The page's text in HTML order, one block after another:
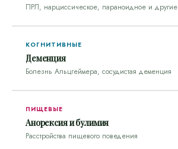
ПРЛ, нарциссическое, параноидное и другие
КОГНИТИВНЫЕ
Деменция
Болезнь Альцгеймера, сосудистая деменция
ПИЩЕВЫЕ
Анорексия и булимия
Расстройства пищевого поведения